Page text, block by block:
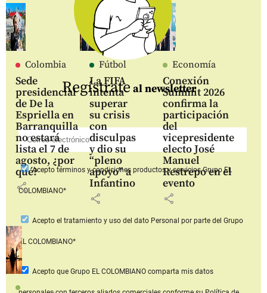
Colombia
Sede
presidencial
de De la
Espriella en
Barranquilla
no estará
lista el 7 de
agosto, ¿por
qué?
share
Fútbol
La FIFA
intenta
superar
su crisis
con
disculpas
y dio su
“pleno
apoyo” a
Infantino
share
Economía
Conexión
Summit 2026
confirma la
participación
del
vicepresidente
electo José
Manuel
Restrepo en el
evento
share
Regístrate al newsletter
Aceptotérminos y condiciones productos y serviciosGrupo EL
COLOMBIANO*
Acepto el tratamiento y uso del dato Personal por parte del Grupo
EL COLOMBIANO*
Acepto que Grupo EL COLOMBIANOcomparta mis datos